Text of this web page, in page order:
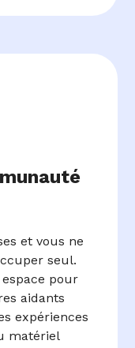
et vous ne
seul.
pour
aidants
expériences
matériel